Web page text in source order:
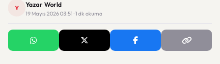
Y Yazar World
19 Mayıs 2026 03:51 · 1 dk okuma